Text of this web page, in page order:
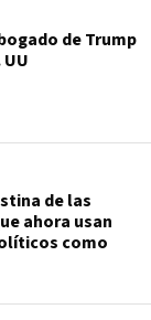
de Trump
de las
ahora usan
como